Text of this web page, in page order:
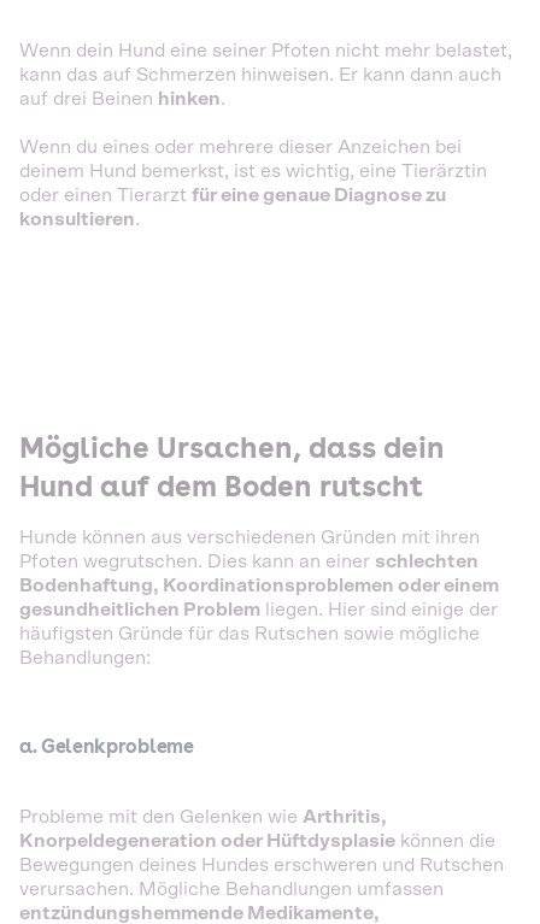
Wenn dein Hund eine seiner Pfoten nicht mehr belastet,
kann das auf Schmerzen hinweisen. Er kann dann auch
auf drei Beinen hinken.
Wenn du eines oder mehrere dieser Anzeichen bei
deinem Hund bemerkst, ist es wichtig, eine Tierärztin
oder einen Tierarzt für eine genaue Diagnose zu
konsultieren.
Mögliche Ursachen, dass dein
Hund auf dem Boden rutscht
Hunde können aus verschiedenen Gründen mit ihren
Pfoten wegrutschen. Dies kann an einer schlechten
Bodenhaftung, Koordinationsproblemen oder einem
gesundheitlichen Problem liegen. Hier sind einige der
häufigsten Gründe für das Rutschen sowie mögliche
Behandlungen:
a. Gelenkprobleme
Probleme mit den Gelenken wie Arthritis,
Knorpeldegeneration oder Hüftdysplasie können die
Bewegungen deines Hundes erschweren und Rutschen
verursachen. Mögliche Behandlungen umfassen
entzündungshemmende Medikamente,